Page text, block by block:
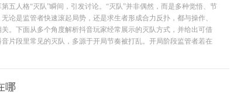
五人格“灭队”瞬间，引发讨论。“灭队”并非偶然，而是多种觉悟、节
论是监管者快速滚起局势，还是求生者形成合力反扑，都与操作、
。下面从多个角度解析抖音玩家经常展示的灭队方式，并给出可借
片段里常见的灭队，多源于开局节奏被打乱。开局阶段监管者若在
哪